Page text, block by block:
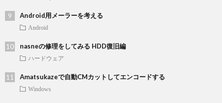
Android用メーラーを考える
Android
nasneの修理をしてみる HDD復旧編
ハードウェア
Amatsukazeで自動CMカットしてエンコードする
Windows